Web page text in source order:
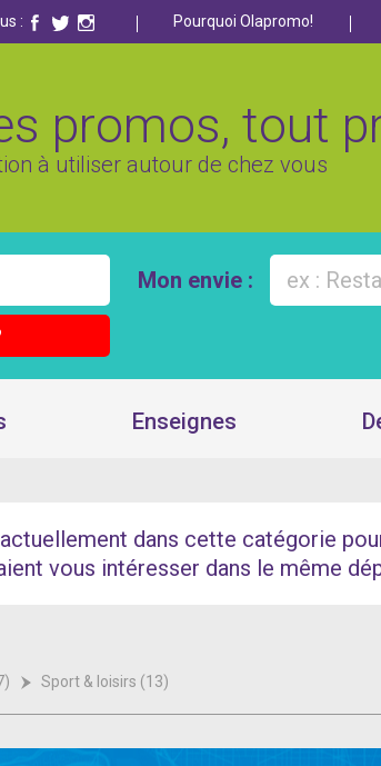
: Pourquoi Olapromo!
promos, tout
à utiliser autour de chez vous
Mon envie :
Enseignes
dans cette catégorie
vous intéresser dans le même
Sport & loisirs (13)